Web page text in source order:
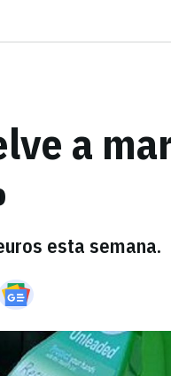
a
esta semana.